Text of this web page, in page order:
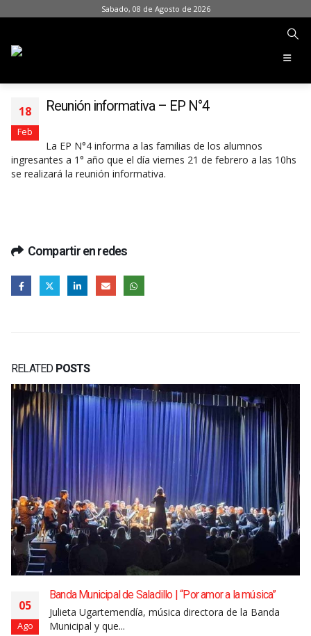
Sabado, 08 de Agosto de 2026
18
Feb
Reunión informativa – EP N°4
La EP N°4 informa a las familias de los alumnos
ingresantes a 1° año que el día viernes 21 de febrero a las 10hs
se realizará la reunión informativa.
Compartir en redes
RELATED POSTS
05
Ago
Banda Municipal de Saladillo | “Por amor a la música”
Julieta Ugartemendía, música directora de la Banda
Municipal y que...